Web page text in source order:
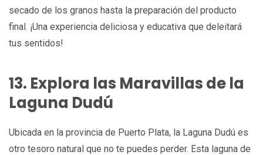
secado de los granos hasta la preparación del producto
final. ¡Una experiencia deliciosa y educativa que deleitará
tus sentidos!
13. Explora las Maravillas de la
Laguna Dudú
Ubicada en la provincia de Puerto Plata, la Laguna Dudú es
otro tesoro natural que no te puedes perder. Esta laguna de